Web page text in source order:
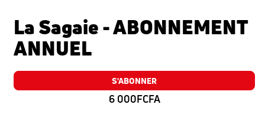
La Sagaie - ABONNEMENT
ANNUEL
S'ABONNER
6 000FCFA